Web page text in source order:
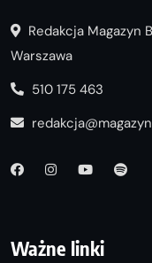
Redakcja Magazyn
Warszawa
510 175 463
Ważne linki